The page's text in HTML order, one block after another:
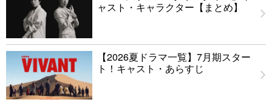
ャスト・キャラクター【まとめ】
【2026夏ドラマ一覧】7月期スター
ト！キャスト・あらすじ